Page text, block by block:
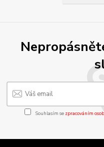
Souhlasím se zpracováním